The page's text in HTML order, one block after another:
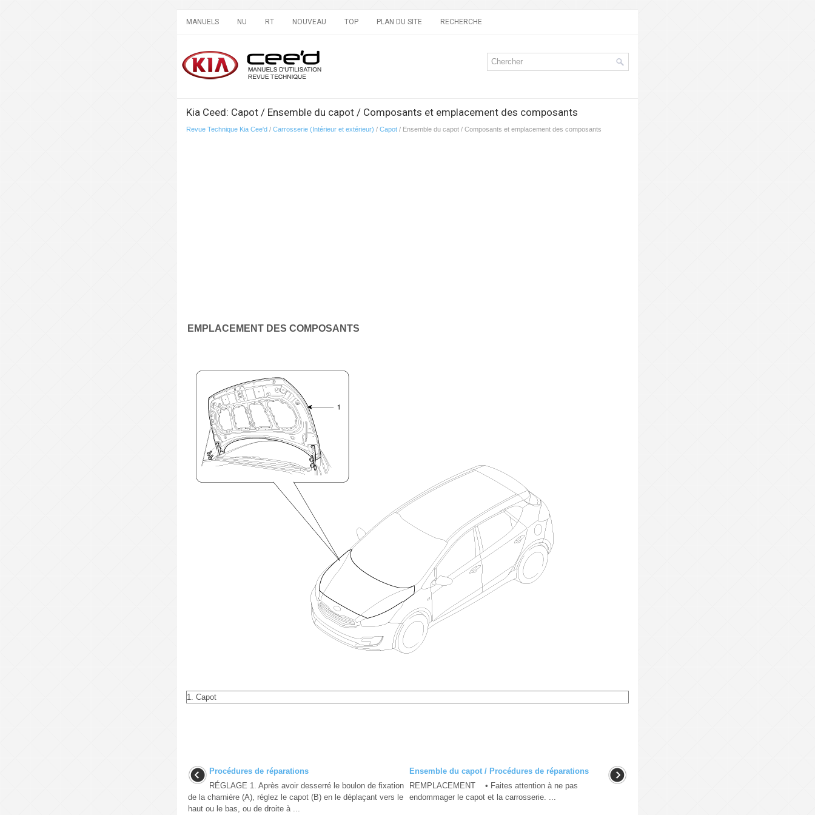
MANUELS NU RT NOUVEAU TOP PLAN DU SITE RECHERCHE
Kia Ceed: Capot / Ensemble du capot / Composants et emplacement des composants
Revue Technique Kia Cee'd / Carrosserie (Intérieur et extérieur) / Capot / Ensemble du capot / Composants et emplacement des composants
EMPLACEMENT DES COMPOSANTS
1. Capot
Procédures de réparations
RÉGLAGE 1. Après avoir desserré le boulon de fixation
de la charnière (A), réglez le capot (B) en le déplaçant vers le
haut ou le bas, ou de droite à ...
Ensemble du capot / Procédures de réparations
REMPLACEMENT • Faites attention à ne pas
endommager le capot et la carrosserie. ...